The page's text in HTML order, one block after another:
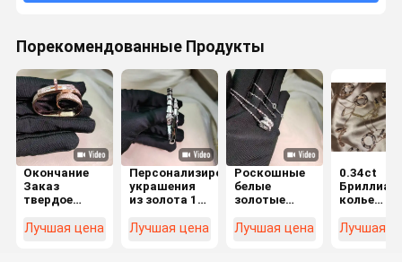
Порекомендованные Продукты
Окончание
Заказ
твердое
ювелирные
Лучшая цена
Персонализированные
украшения
из золота 18
Высококлассная
Лучшая цена
Роскошные
белые
золотые
изделия
Лучшая цена
0.34ct
колье
паве из
Лучшая